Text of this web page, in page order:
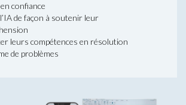
confiance
de façon à soutenir leur
leurs compétences en résolution
de problèmes